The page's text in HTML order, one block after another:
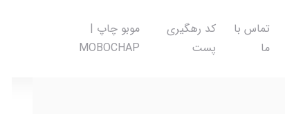
تماس با
ما
کد رهگیری
پست
موبو چاپ |
MOBOCHAP